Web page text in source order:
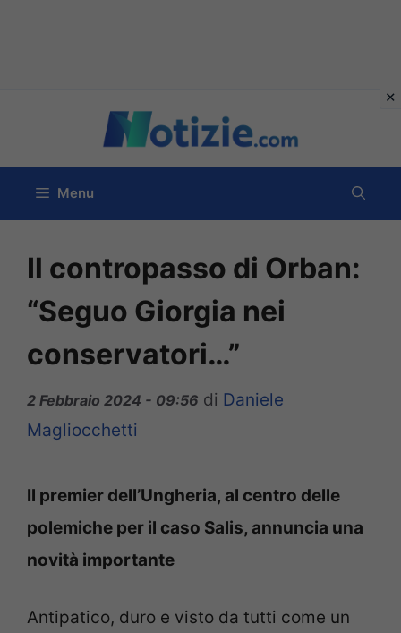
contenuto
Menu
Il contropasso di Orban:
“Seguo Giorgia nei
conservatori…”
2 Febbraio 2024 - 09:56 di Daniele
Magliocchetti
Il premier dell’Ungheria, al centro delle
polemiche per il caso Salis, annuncia una
novità importante
Antipatico, duro e visto da tutti come un